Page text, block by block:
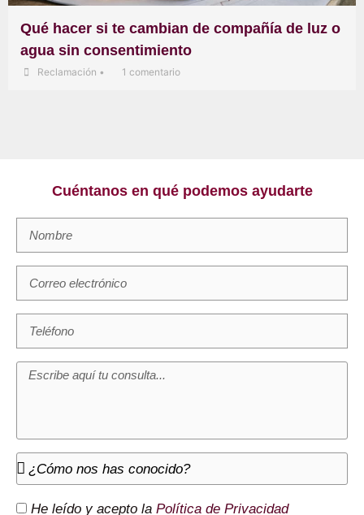
Qué hacer si te cambian de compañía de luz o
agua sin consentimiento
Reclamación • 1 comentario
Cuéntanos en qué podemos ayudarte
He leído y acepto la Política de Privacidad